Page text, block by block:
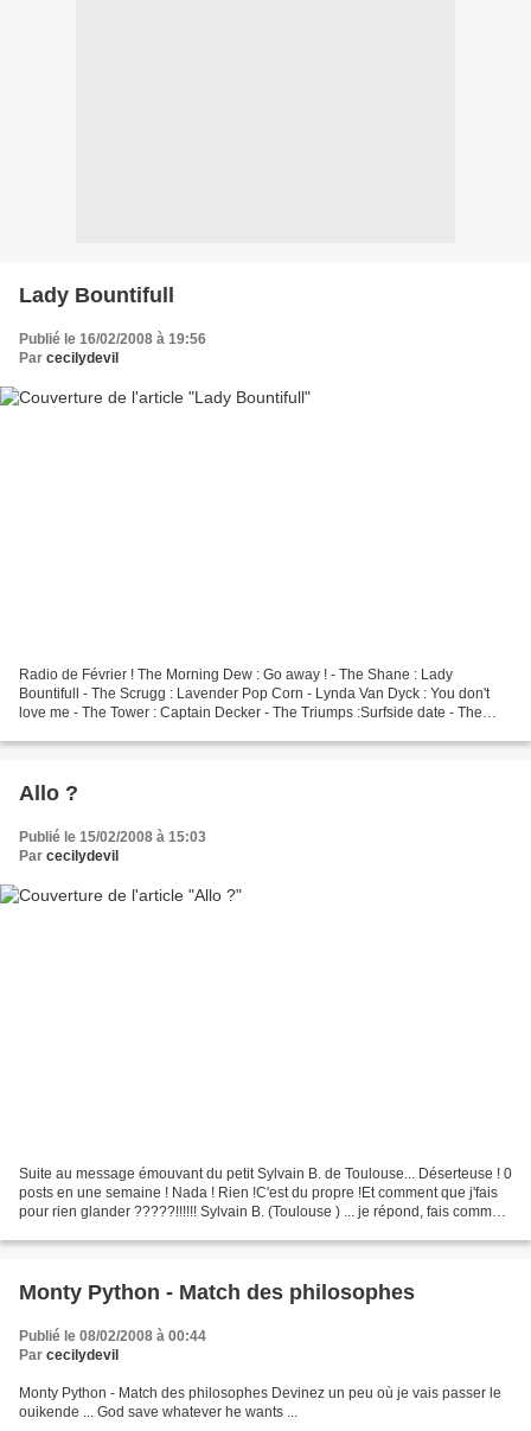
Lady Bountifull
Publié le 16/02/2008 à 19:56
Par cecilydevil
Radio de Février ! The Morning Dew : Go away ! - The Shane : Lady
Bountifull - The Scrugg : Lavender Pop Corn - Lynda Van Dyck : You don't
love me - The Tower : Captain Decker - The Triumps :Surfside date - The
Allo ?
Publié le 15/02/2008 à 15:03
Par cecilydevil
Suite au message émouvant du petit Sylvain B. de Toulouse... Déserteuse ! 0
posts en une semaine ! Nada ! Rien !C'est du propre !Et comment que j'fais
pour rien glander ?????!!!!!! Sylvain B. (Toulouse ) ... je répond, fais comme
Monty Python - Match des philosophes
Publié le 08/02/2008 à 00:44
Par cecilydevil
Monty Python - Match des philosophes Devinez un peu où je vais passer le
ouikende ... God save whatever he wants ...